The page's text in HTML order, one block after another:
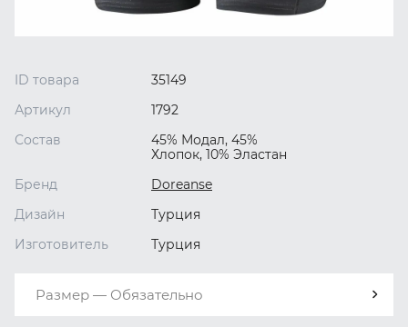
ID товара
35149
Артикул
1792
Состав
45% Модал, 45%
Хлопок, 10% Эластан
Бренд
Doreanse
Дизайн
Турция
Изготовитель
Турция
Размер — Обязательно